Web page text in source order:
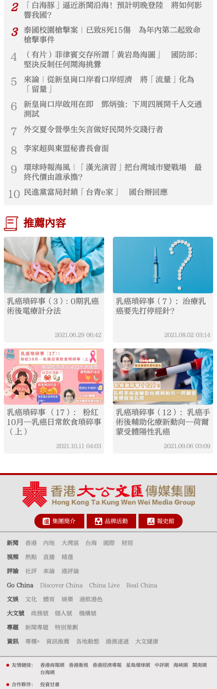
2
「白海豚」逼近浙閩沿海！預計明晚登陸 將如何影
響我國？
3
泰國校園槍擊案｜已致8死15傷 為年內第二起致命
槍擊事件
4
（有片）菲律賓交存所謂「黃岩島海圖」 國防部：
堅決反制任何鬧海挑釁
5
來論｜從新皇崗口岸看口岸經濟 將「流量」化為
「留量」
6
新皇崗口岸啟用在即 鄧炳強：下周四展開千人交通
測試
7 外交夏令營學生矢言做好民間外交踐行者
8 李家超與東盟秘書長會面
9
環球時報海風｜「漢光演習」把台灣城市變戰場 最
終代價由誰承擔？
10 民進黨當局封鎖「台青e家」 國台辦回應
推薦內容
乳癌瑣碎事（3）: 0期乳癌
術後電療計分法
2021.06.29 06:42
乳癌瑣碎事（7）：治療乳
癌要先打停經針？
2021.08.02 03:14
乳癌瑣碎事 （17）： 粉紅
10月—乳癌日常飲食瑣碎事
（上）
2021.10.11 04:03
乳癌瑣碎事（12）：乳癌手
術後輔助化療新動向—荷爾
蒙受體陽性乳癌
2021.09.06 03:09
集團簡介 品牌活動 報史館
新聞 香港 內地 大灣區 台海 國際 財經
視頻 熱點 直播 精選
評論 社評 來論 港評論
Go China Discover China China Live Real China
文娛 文化 體育 娛樂 港飲港色
大文號 政務號 個人號 機構號
專題 新聞專題 特別策劃
資訊 專欄+ 資訊推薦 各地動態 港澳速遞 大文健康
友情鏈接： 香港商報網 香港衛視 香港經濟導報 星島環球網 中評網 海峽網
閩南網
台海網
合作夥伴： 投資甘肅